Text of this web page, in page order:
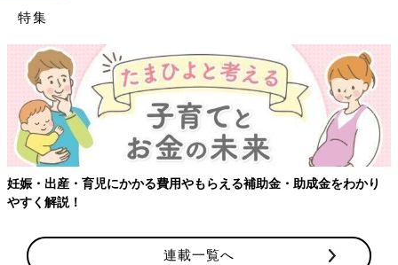
特集
妊娠・出産・育児にかかる費用やもらえる補助金・助成金をわかり
やすく解説！
連載一覧へ